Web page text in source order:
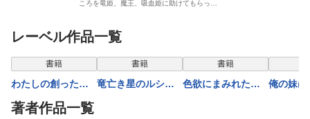
ころを竜姫、魔王、吸血姫に助けてもらっ…
レーベル作品一覧
書籍
わたしの創った千
年王国: 3 天才魔
導師の自由気まま
書籍
竜亡き星のルシ
書籍
色欲にまみれた悪
表示
俺の妹は
著者作品一覧